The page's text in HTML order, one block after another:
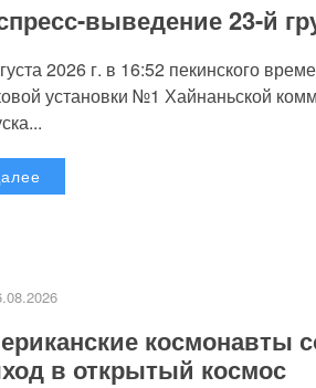
выведение 23-й
2026 г. в 16:52 пекинского
установки №1 Хайнаньской
космонавты
в открытый космос